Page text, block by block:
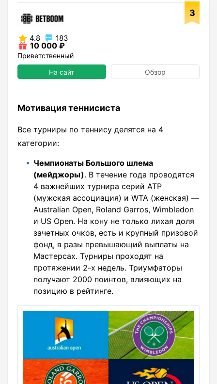
3
4.8 183
10 000 ₽
Приветственный
На сайт
Обзор
Мотивация теннисиста
Все турниры по теннису делятся на 4
категории:
Чемпионаты Большого шлема
(мейджоры). В течение года проводятся
4 важнейших турнира серий ATP
(мужская ассоциация) и WTA (женская) —
Australian Open, Roland Garros, Wimbledon
и US Open. На кону не только лихая доля
зачетных очков, есть и крупный призовой
фонд, в разы превышающий выплаты на
Мастерсах. Турниры проходят на
протяжении 2-х недель. Триумфаторы
получают 2000 поинтов, влияющих на
позицию в рейтинге.